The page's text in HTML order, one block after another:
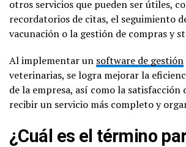
otros servicios que pueden ser útiles,
recordatorios de citas, el seguimiento
vacunación o la gestión de compras y
Al implementar un software de gestión
veterinarias, se logra mejorar la
de la empresa, así como la satisfacción
recibir un servicio más completo y
¿Cuál es el término